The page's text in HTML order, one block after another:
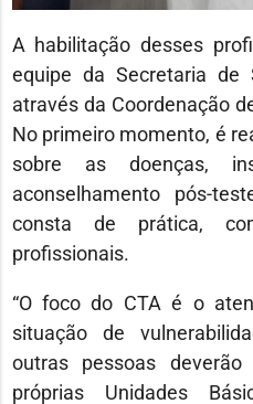
A habilitação desses
equipe da Secretaria de
através da Coordenação
No primeiro momento, é
sobre as doenças,
aconselhamento pós-
consta de prática,
profissionais.
“O foco do CTA é o
situação de
outras pessoas
próprias Unidades